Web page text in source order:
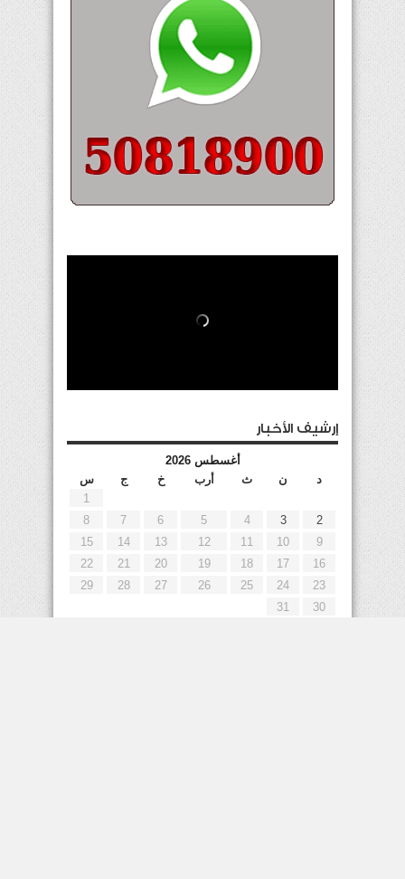
إرشيف الأخبار
أغسطس 2026
د
ن ث أرب خ ج
س
1
2
3
4
5
6
7
8
9
10
11
12
13
14
15
16
17
18
19
20
21
22
23
24
25
26
27
28
29
30
31